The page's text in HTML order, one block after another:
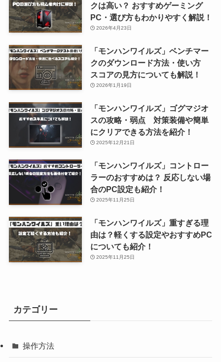
クは高い？ おすすめゲーミング
PC・選び方もわかりやすく解説！
2026年4月23日
「モンハンワイルズ」ベンチマー
クのダウンロード方法・使い方
スコアの見方についても解説！
2026年1月19日
「モンハンワイルズ」ゴグマジオ
スの攻略・弱点 対策装備や簡単
にクリアできる方法を紹介！
2025年12月21日
「モンハンワイルズ」コントロー
ラーのおすすめは？ 反応しない場
合のPC設定も紹介！
2025年11月25日
「モンハンワイルズ」重すぎる理
由は？軽くする設定やおすすめPC
についても紹介！
2025年11月25日
カテゴリー
操作方法